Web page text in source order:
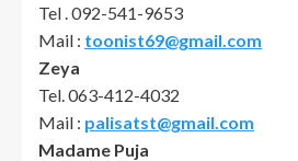
Tel . 092-541-9653
Mail : toonist69@gmail.com
Zeya
Tel. 063-412-4032
Mail : palisatst@gmail.com
Madame Puja